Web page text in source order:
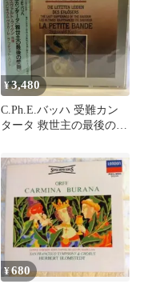
¥3,480
C.Ph.E.バッハ 受難カン
タータ 救世主の最後の受
¥680